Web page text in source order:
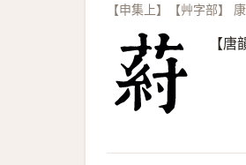
【申集上】【艸字部】
【